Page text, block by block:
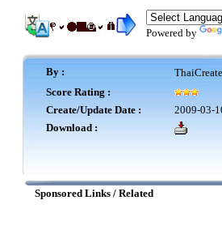
Powered by
By :
Score Rating :
Create/Update Date :
2009-03-
Download :
Sponsored Links / Related